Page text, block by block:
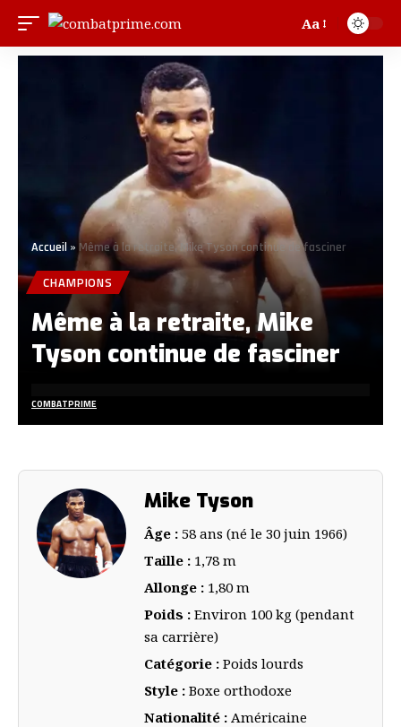
Aa
Accueil» Même à la retraite, Mike Tyson continue de fasciner
CHAMPIONS
Même à la retraite, Mike
Tyson continue de fasciner
COMBATPRIME
Mike Tyson
Âge : 58 ans (né le 30 juin 1966)
Taille : 1,78 m
Allonge : 1,80 m
Poids : Environ 100 kg (pendant
sa carrière)
Catégorie : Poids lourds
Style : Boxe orthodoxe
Nationalité : Américaine